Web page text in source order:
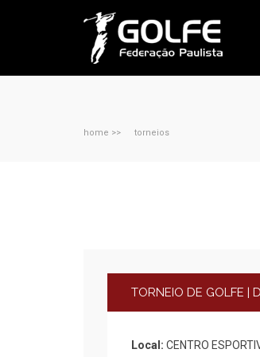
home >> torneios
TORNEIO DE GOLFE |
Local: CENTRO